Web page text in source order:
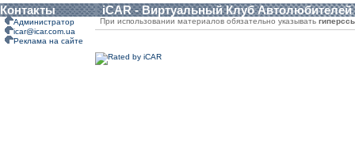
Контакты iCAR - Виртуальный Клуб Автолюбителей
Администратор
icar@icar.com.ua
Реклама на сайте
При использовании материалов обязательно указывать